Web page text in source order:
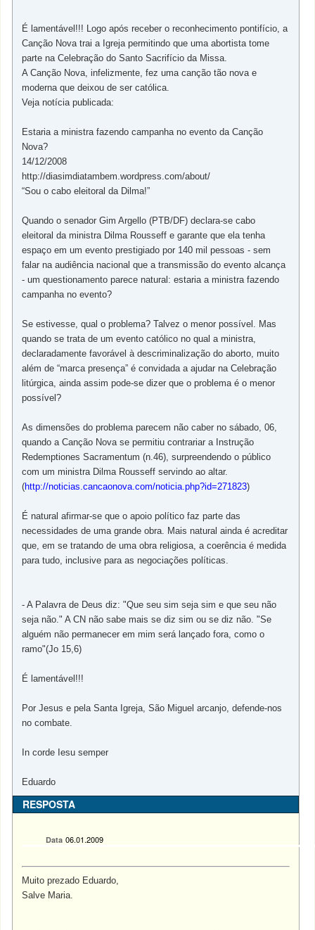
É lamentável!!! Logo após receber o reconhecimento pontifício, a
Canção Nova trai a Igreja permitindo que uma abortista tome
parte na Celebração do Santo Sacrifício da Missa.
A Canção Nova, infelizmente, fez uma canção tão nova e
moderna que deixou de ser católica.
Veja notícia publicada:
Estaria a ministra fazendo campanha no evento da Canção
Nova?
14/12/2008
http://diasimdiatambem.wordpress.com/about/
“Sou o cabo eleitoral da Dilma!”
Quando o senador Gim Argello (PTB/DF) declara-se cabo
eleitoral da ministra Dilma Rousseff e garante que ela tenha
espaço em um evento prestigiado por 140 mil pessoas - sem
falar na audiência nacional que a transmissão do evento alcança
- um questionamento parece natural: estaria a ministra fazendo
campanha no evento?
Se estivesse, qual o problema? Talvez o menor possível. Mas
quando se trata de um evento católico no qual a ministra,
declaradamente favorável à descriminalização do aborto, muito
além de “marca presença” é convidada a ajudar na Celebração
litúrgica, ainda assim pode-se dizer que o problema é o menor
possível?
As dimensões do problema parecem não caber no sábado, 06,
quando a Canção Nova se permitiu contrariar a Instrução
Redemptiones Sacramentum (n.46), surpreendendo o público
com um ministra Dilma Rousseff servindo ao altar.
(http://noticias.cancaonova.com/noticia.php?id=271823)
É natural afirmar-se que o apoio político faz parte das
necessidades de uma grande obra. Mais natural ainda é acreditar
que, em se tratando de uma obra religiosa, a coerência é medida
para tudo, inclusive para as negociações políticas.
- A Palavra de Deus diz: "Que seu sim seja sim e que seu não
seja não." A CN não sabe mais se diz sim ou se diz não. "Se
alguém não permanecer em mim será lançado fora, como o
ramo"(Jo 15,6)
É lamentável!!!
Por Jesus e pela Santa Igreja, São Miguel arcanjo, defende-nos
no combate.
In corde Iesu semper
Eduardo
RESPOSTA
Data 06.01.2009
Muito prezado Eduardo,
Salve Maria.